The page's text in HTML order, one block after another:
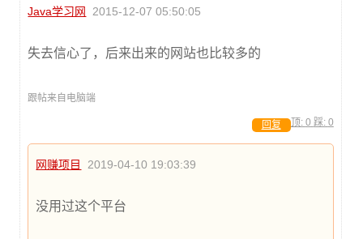
Java学习网 2015-12-07 05:50:05
失去信心了，后来出来的网站也比较多的
跟帖来自电脑端
顶: 0 踩: 0
回复
网赚项目 2019-04-10 19:03:39
没用过这个平台